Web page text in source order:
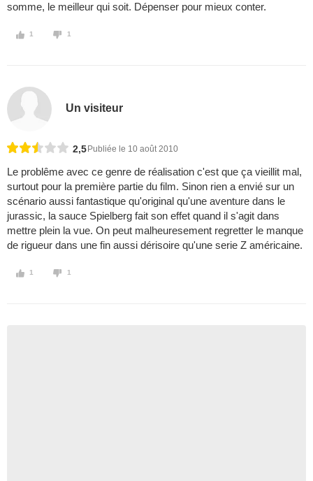
somme, le meilleur qui soit. Dépenser pour mieux conter.
1 1
Un visiteur
2,5 Publiée le 10 août 2010
Le problême avec ce genre de réalisation c'est que ça vieillit mal,
surtout pour la première partie du film. Sinon rien a envié sur un
scénario aussi fantastique qu'original qu'une aventure dans le
jurassic, la sauce Spielberg fait son effet quand il s'agit dans
mettre plein la vue. On peut malheuresement regretter le manque
de rigueur dans une fin aussi dérisoire qu'une serie Z américaine.
1 1